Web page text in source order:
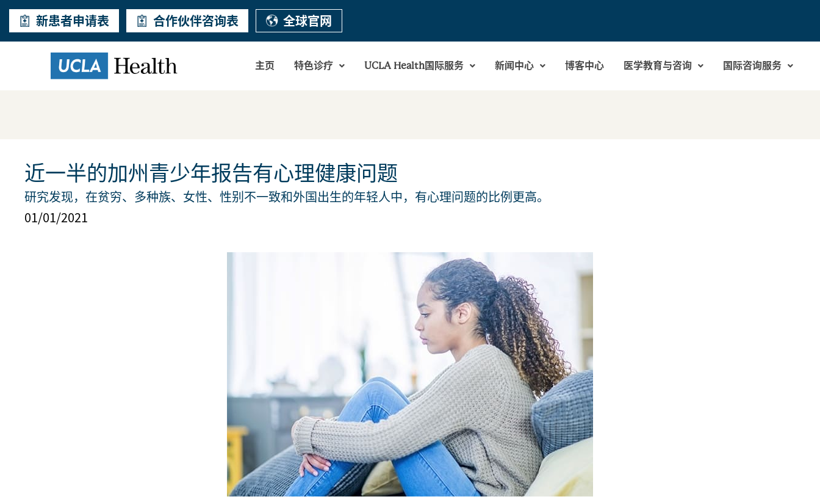
新患者申请表 合作伙伴咨询表 全球官网
主页 特色诊疗 UCLA Health国际服务 新闻中心 博客中心 医学教育与咨询 国际咨询服务
近一半的加州青少年报告有心理健康问题
研究发现，在贫穷、多种族、女性、性别不一致和外国出生的年轻人中，有心理问题的比例更高。
01/01/2021